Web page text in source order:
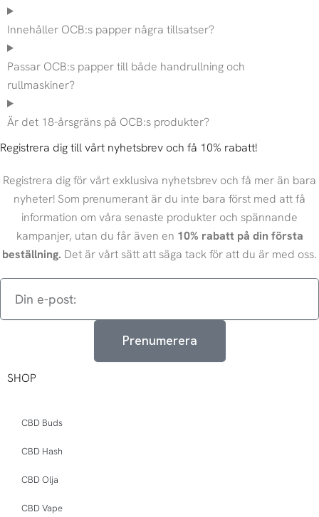
Innehåller OCB:s papper några tillsatser?
Passar OCB:s papper till både handrullning och
rullmaskiner?
Är det 18-årsgräns på OCB:s produkter?
Registrera dig till vårt nyhetsbrev och få 10% rabatt!
Registrera dig för vårt exklusiva nyhetsbrev och få mer än bara
nyheter! Som prenumerant är du inte bara först med att få
information om våra senaste produkter och spännande
kampanjer, utan du får även en 10% rabatt på din första
beställning. Det är vårt sätt att säga tack för att du är med oss.
Din
Prenumerera
SHOP
CBD Buds
CBD Hash
CBD Olja
CBD Vape